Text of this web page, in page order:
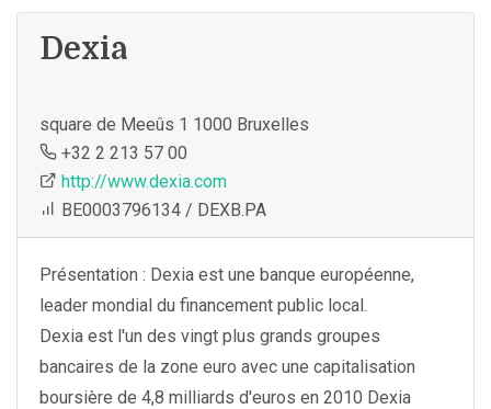
Dexia
square de Meeûs 1 1000 Bruxelles
+32 2 213 57 00
http://www.dexia.com
BE0003796134 / DEXB.PA
Présentation : Dexia est une banque européenne,
leader mondial du financement public local.
Dexia est l'un des vingt plus grands groupes
bancaires de la zone euro avec une capitalisation
boursière de 4,8 milliards d'euros en 2010 Dexia